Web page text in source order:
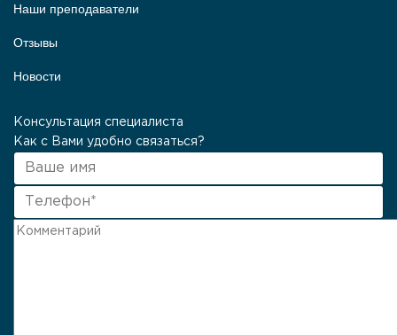
Наши преподаватели
Отзывы
Новости
Консультация специалиста
Как с Вами удобно связаться?